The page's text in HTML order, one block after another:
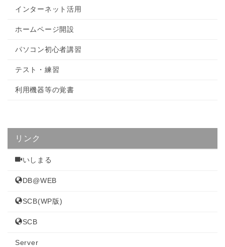
インターネット活用
ホームページ開設
パソコン初心者講習
テスト・練習
利用機器等の覚書
リンク
いしまる
DB@WEB
SCB(WP版)
SCB
Server